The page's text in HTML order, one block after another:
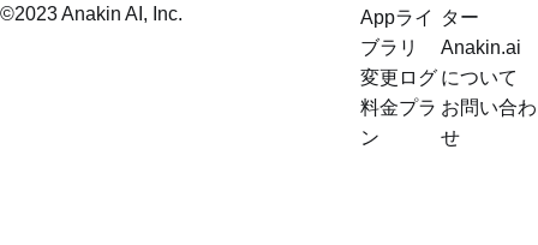
©2023 Anakin AI, Inc.
Appライ
ブラリ
変更ログ
料金プラ
ン
ター
Anakin.ai
について
お問い合わ
せ